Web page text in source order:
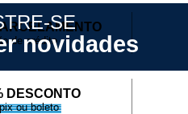
de crédito
DESCONTO
ou boleto
SE
novidades